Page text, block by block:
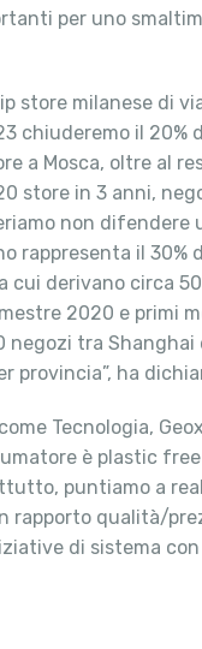
per uno
store milanese di
chiuderemo il
a Mosca, oltre al
store in 3 anni,
non difendere
il 30%
cui derivano circa
2020 e primi
negozi tra
ha
Tecnologia,
è plastic
puntiamo a
rapporto qualità/
di sistema con